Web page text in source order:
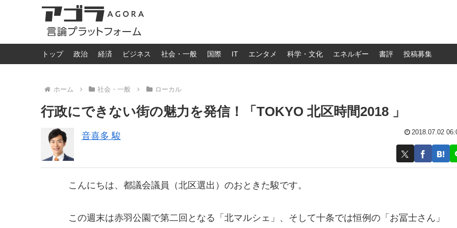
トップ 政治 経済 ビジネス 社会・一般 国際 IT エンタメ 科学・文化 エネルギー 書評 投稿募集
ホーム 社会・一般 ローカル
行政にできない街の魅力を発信！「TOKYO 北区時間2018 」
音喜多 駿 2018.07.02
こんにちは、都議会議員（北区選出）のおときた駿です。
この週末は赤羽公園で第二回となる「北マルシェ」、そして十条では恒例の「お冨士さん」